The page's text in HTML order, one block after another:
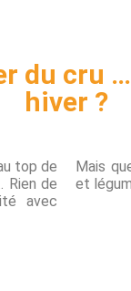
du cru
hiver ?
top de
Rien de
avec
Mais
et